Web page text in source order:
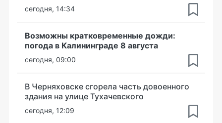
сегодня, 14:34
Возможны кратковременные дожди:
погода в Калининграде 8 августа
сегодня, 09:00
В Черняховске сгорела часть довоенного
здания на улице Тухачевского
сегодня, 12:09